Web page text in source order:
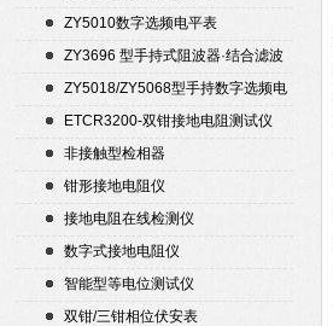
ZY5010数字选频电平表
ZY3696 型手持式阻波器·结合滤波
器自动测试仪
ZY5018/ZY5068型手持数字选频电
平表/电平振荡器
ETCR3200-双钳接地电阻测试仪
非接触型检相器
钳形接地电阻仪
接地电阻在线检测仪
数字式接地电阻仪
智能型等电位测试仪
双钳/三钳相位伏安表